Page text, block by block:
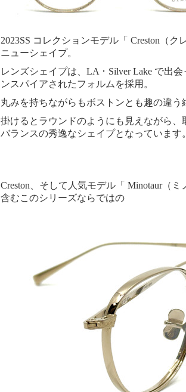
2023SS コレクションモデル「 Creston（ク
ニューシェイプ。
レンズシェイプは、LA ･ Silver Lake で出
ンスパイアされたフォルムを採用。
丸みを持ちながらもボストンとも趣の違う
掛けるとラウンドのようにも見えながら、
バランスの秀逸なシェイプとなっています
Creston、そして人気モデル「 Minotaur（
含むこのシリーズならではの